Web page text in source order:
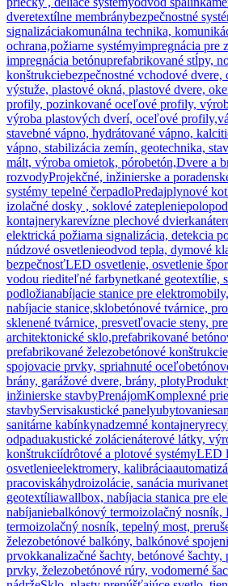
dveretextílne membránybezpečnostné
signalizáciakomunálna technika,
ochrana,požiarne systémyimpregnácia pre
impregnácia betónuprefabrikované stĺpy,
konštrukciebezpečnostné vchodové
výstuže, plastové okná, plastové dvere,
profily, pozinkované oceľové profily,
výroba plastových dverí, oceľové profily,
stavebné vápno, hydrátované vápno,
vápno, stabilizácia zemín, geotechnika,
mált, výroba omietok, pórobetón,Dvere a
rozvodyProjekčné, inžinierske a
systémy tepelné čerpadloPredajplynové
izolačné dosky , soklové zateplenie
kontajnerykarevízne plechové dvierka
elektrická požiarna signalizácia, detekcia
núdzové osvetlenieodvod tepla, dymové
bezpečnosťLED osvetlenie, osvetlenie
vodou riediteľné farbynetkané geotextílie,
podložianabíjacie stanice pre
nabíjacie stanice,sklobetónové tvárnice,
sklenené tvárnice, presvetľovacie steny,
architektonické sklo,prefabrikované
prefabrikované železobetónové
spojovacie prvky, spriahnuté
brány, garážové dvere, brány, ploty
inžinierske stavbyPrenájomKomplexné
stavbyServisakustické panelyubytovanie
sanitárne kabínkynadzemné kontajnery
odpaduakustické zolácienáterové látky,
konštrukciídrôtové a plotové systémyLED
osvetlenieelektromery, kalibrácia
pracoviskáhydroizolácie, sanácia muriva
geotextíliawallbox, nabíjacia stanica pre
nabíjaniebalkónový termoizolačný nosník,
termoizolačný nosník, tepelný most,
železobetónové balkóny, balkónové
prvokkanalizačné šachty, betónové
prvky, železobetónové rúry, vodomerné